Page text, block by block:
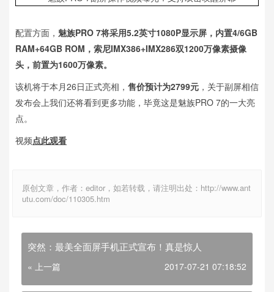
配置方面， 魅族PRO 7将采用5.2英寸1080P显示屏，内置4/6GB
RAM+64GB ROM，索尼IMX386+IMX286双1200万像素摄像
头，前置为1600万像素。
该机将于本月26日正式亮相， 售价预计为2799元 ，关于副屏相信
发布会上我们还将看到更多功能，毕竟这是魅族PRO 7的一大亮
点。
视频点此观看
原创文章，作者：editor，如若转载，请注明出处：http://www.ant
utu.com/doc/110305.htm
突然：最美全面屏手机正式宣布！真是惊人
« 上一篇 2017-07-21 07:18:52